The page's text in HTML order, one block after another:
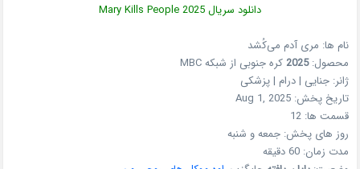
دانلود سریال Mary Kills People2025
نام ها: مری آدم می‌کُشد
محصول:2025 کره جنوبی از شبکهMBC
ژانر:جنایی | درام | پزشکی
تاریخ پخش:Aug 1, 2025
قسمت ها:12
روز های پخش:جمعه و شنبه
مدت زمان:60 دقیقه